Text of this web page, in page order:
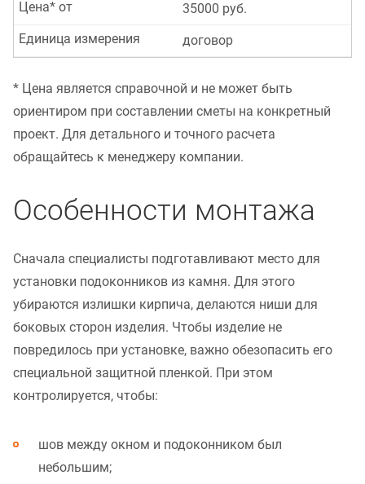
35000 руб.
Цена* от
договор
Единица измерения
* Цена является справочной и не может быть
ориентиром при составлении сметы на конкретный
проект. Для детального и точного расчета
обращайтесь к менеджеру компании.
Особенности монтажа
Сначала специалисты подготавливают место для
установки подоконников из камня. Для этого
убираются излишки кирпича, делаются ниши для
боковых сторон изделия. Чтобы изделие не
повредилось при установке, важно обезопасить его
специальной защитной пленкой. При этом
контролируется, чтобы:
шов между окном и подоконником был
небольшим;